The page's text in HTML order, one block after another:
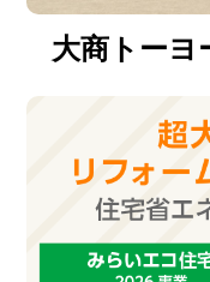
大商トーヨ